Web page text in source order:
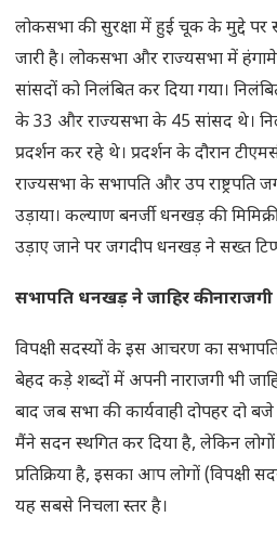
लोकसभा की सुरक्षा में हुई चूक के मुद्दे पर
जारी है। लोकसभा और राज्यसभा में
सांसदों को निलंबित कर दिया गया।
के 33 और राज्यसभा के 45 सांसद थे।
प्रदर्शन कर रहे थे। प्रदर्शन के दौरान
राज्यसभा के सभापति और उप
उड़ाया। कल्याण बनर्जी धनखड़ की
उड़ाए जाने पर जगदीप धनखड़ ने सख्त
सभापति धनखड़ ने जाहिर की नाराजगी
विपक्षी सदस्यों के इस आचरण का
बेहद कड़े शब्दों में अपनी नाराजगी भी
बाद जब सभा की कार्यवाही दोपहर दो
मैंने सदन स्थगित कर दिया है, लेकिन
प्रतिक्रिया है, इसका आप लोगों (विपक्षी
यह सबसे निचला स्तर है।